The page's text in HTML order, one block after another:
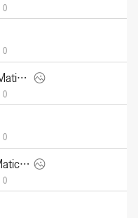
0
0
메르세데스-AMG CLA45 AMG 4Matic (2027)
0
0
메르세데스-벤츠 CLA45 AMG 4Matic (2027)
0